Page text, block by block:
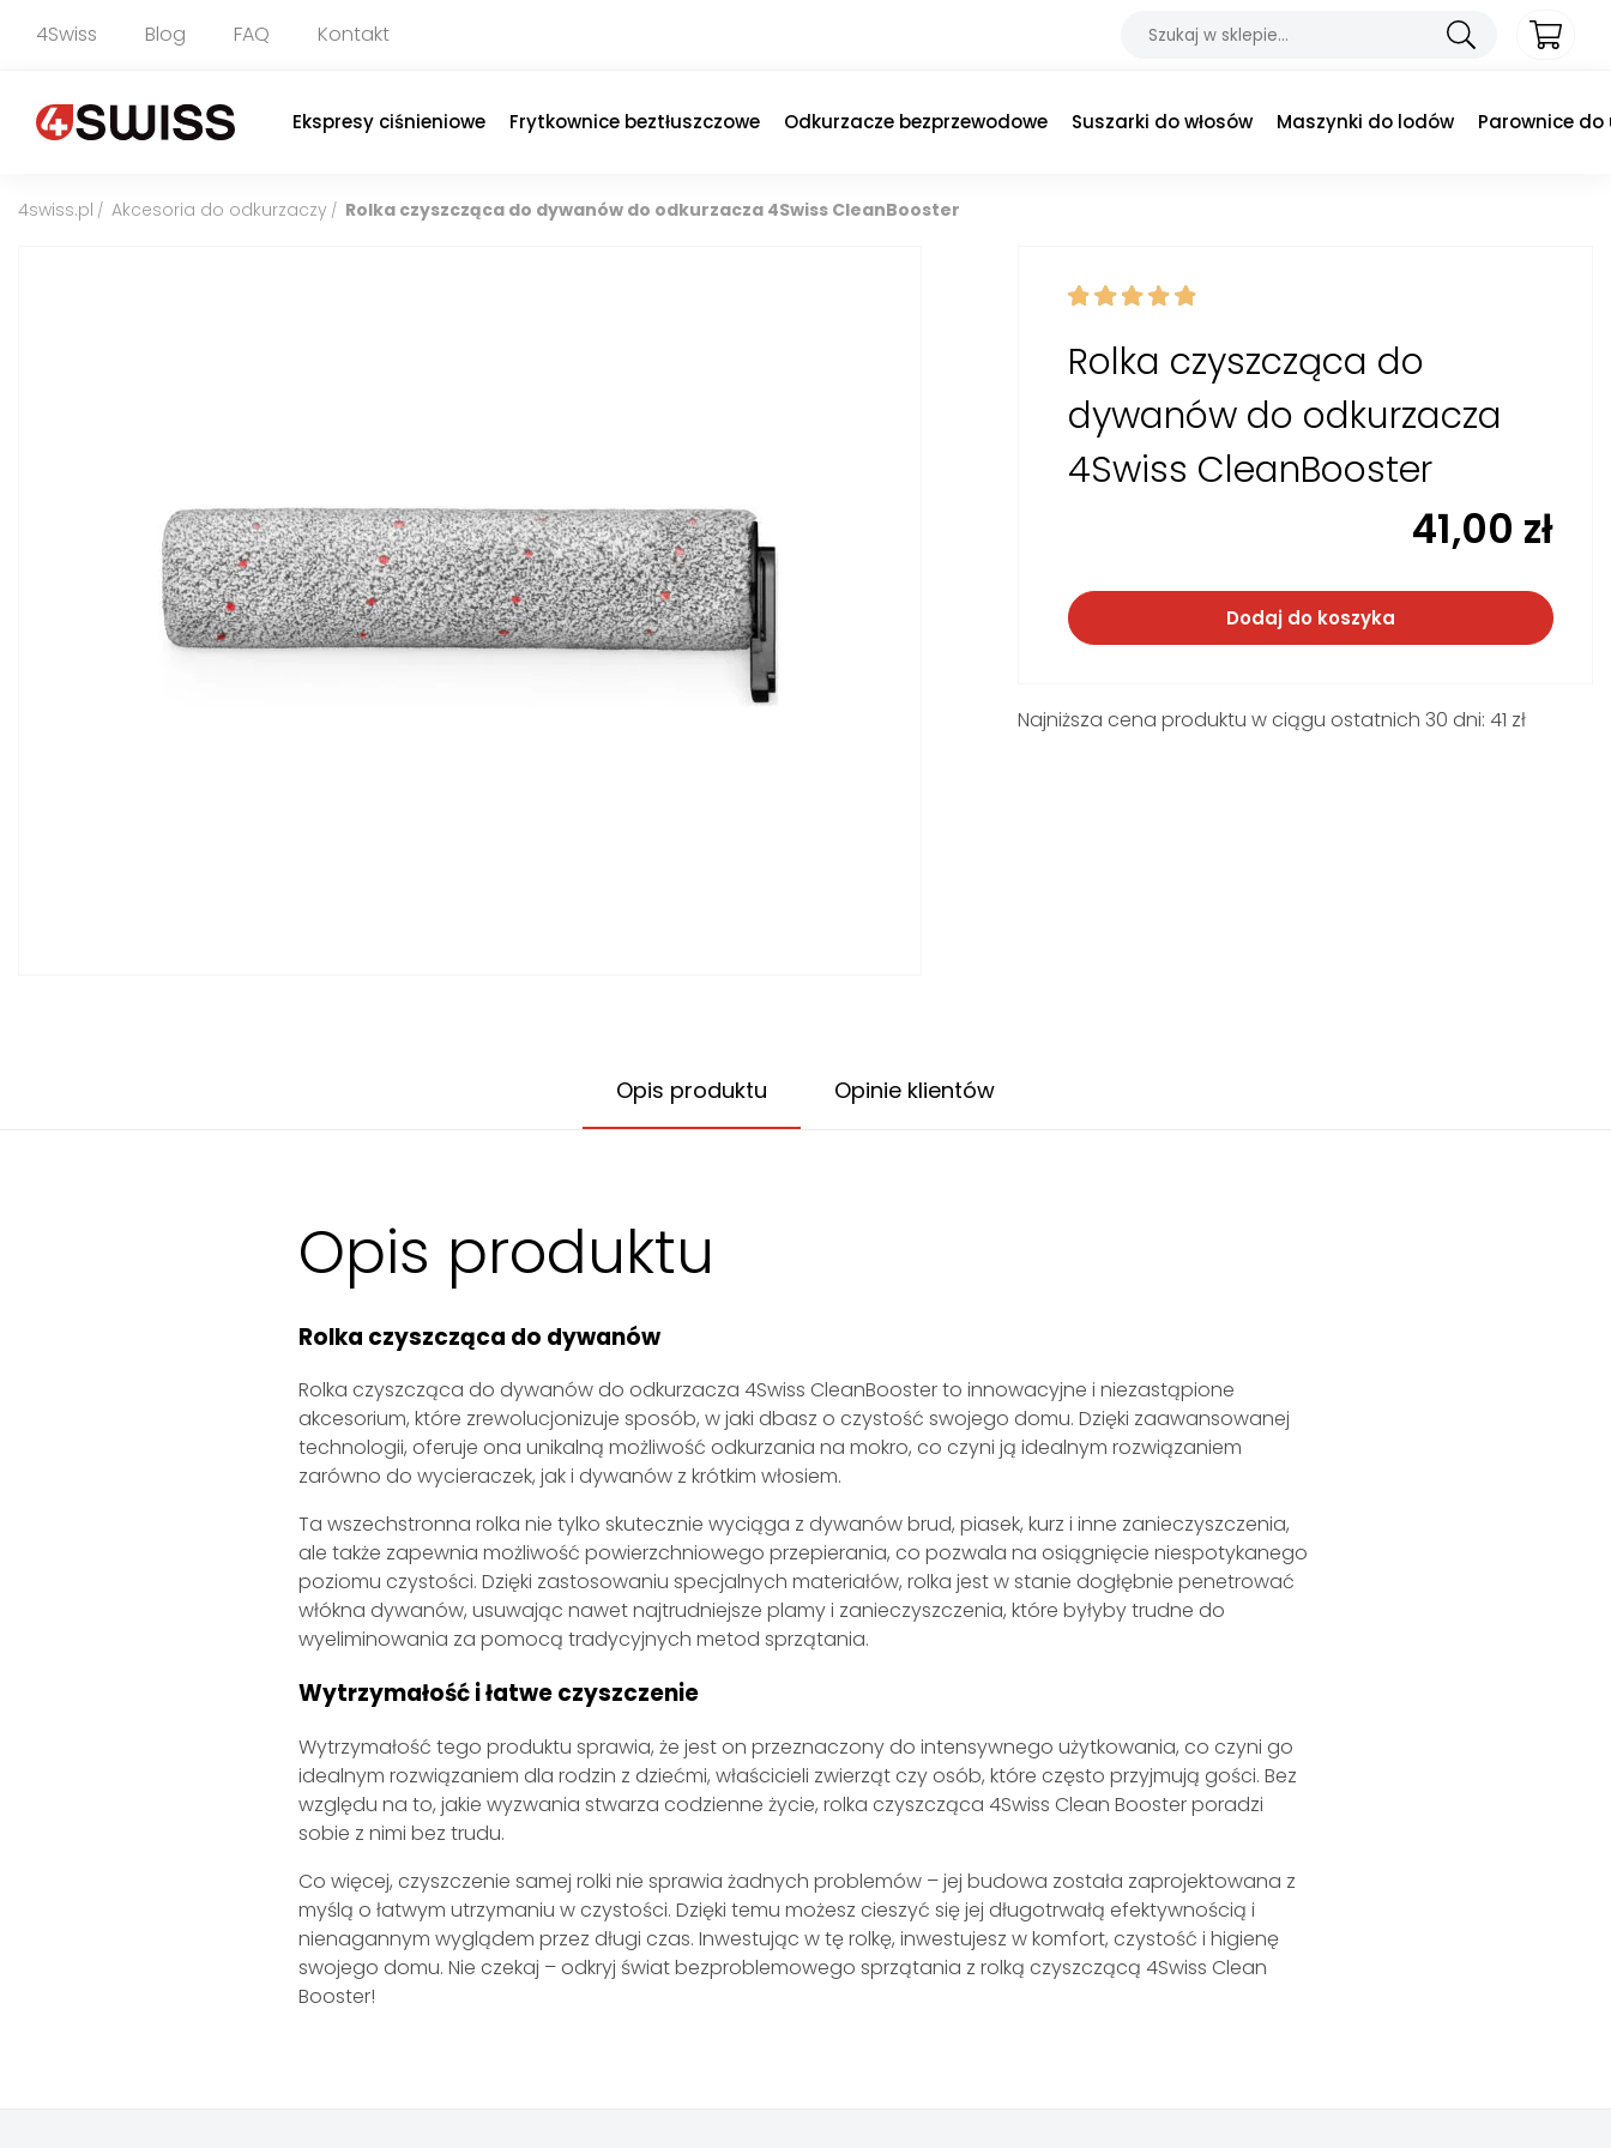
4Swiss Blog FAQ Kontakt
Ekspresy ciśnieniowe Frytkownice beztłuszczowe Odkurzacze bezprzewodowe Suszarki do włosów Maszynki do lodów Parownice
4swiss.pl / Akcesoria do odkurzaczy / Rolka czyszcząca do dywanów do odkurzacza 4Swiss CleanBooster
Rolka czyszcząca do
dywanów do odkurzacza
4Swiss CleanBooster
41,00 zł
Dodaj do koszyka
Najniższa cena produktu w ciągu ostatnich 30 dni: 41 zł
Opis produktu Opinie klientów
Opis produktu
Rolka czyszcząca do dywanów
Rolka czyszcząca do dywanów do odkurzacza 4Swiss CleanBooster to innowacyjne i niezastąpione
akcesorium, które zrewolucjonizuje sposób, w jaki dbasz o czystość swojego domu. Dzięki zaawansowanej
technologii, oferuje ona unikalną możliwość odkurzania na mokro, co czyni ją idealnym rozwiązaniem
zarówno do wycieraczek, jak i dywanów z krótkim włosiem.
Ta wszechstronna rolka nie tylko skutecznie wyciąga z dywanów brud, piasek, kurz i inne zanieczyszczenia,
ale także zapewnia możliwość powierzchniowego przepierania, co pozwala na osiągnięcie niespotykanego
poziomu czystości. Dzięki zastosowaniu specjalnych materiałów, rolka jest w stanie dogłębnie penetrować
włókna dywanów, usuwając nawet najtrudniejsze plamy i zanieczyszczenia, które byłyby trudne do
wyeliminowania za pomocą tradycyjnych metod sprzątania.
Wytrzymałość i łatwe czyszczenie
Wytrzymałość tego produktu sprawia, że jest on przeznaczony do intensywnego użytkowania, co czyni go
idealnym rozwiązaniem dla rodzin z dziećmi, właścicieli zwierząt czy osób, które często przyjmują gości. Bez
względu na to, jakie wyzwania stwarza codzienne życie, rolka czyszcząca 4Swiss Clean Booster poradzi
sobie z nimi bez trudu.
Co więcej, czyszczenie samej rolki nie sprawia żadnych problemów – jej budowa została zaprojektowana z
myślą o łatwym utrzymaniu w czystości. Dzięki temu możesz cieszyć się jej długotrwałą efektywnością i
nienagannym wyglądem przez długi czas. Inwestując w tę rolkę, inwestujesz w komfort, czystość i higienę
swojego domu. Nie czekaj – odkryj świat bezproblemowego sprzątania z rolką czyszczącą 4Swiss Clean
Booster!